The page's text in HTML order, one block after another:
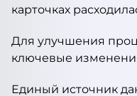
карточках
Для улучшения
ключевые
Единый источник